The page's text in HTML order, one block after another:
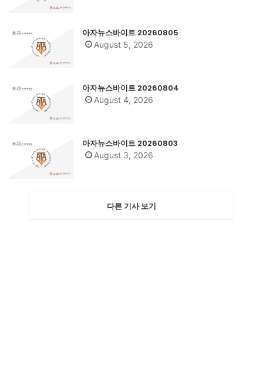
아자뉴스바이트 20260805
August 5, 2026
아자뉴스바이트 20260804
August 4, 2026
아자뉴스바이트 20260803
August 3, 2026
다른 기사 보기